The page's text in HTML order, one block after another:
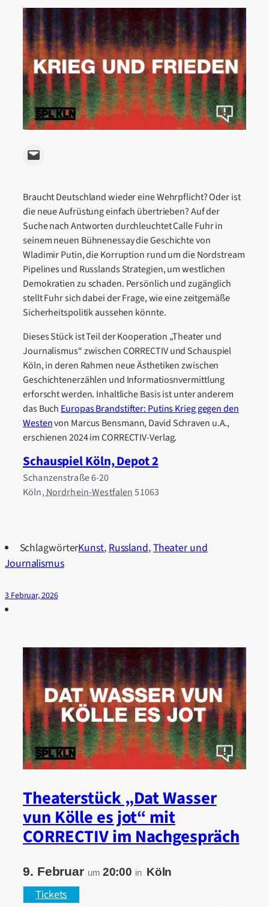
Email this Page
Braucht Deutschland wieder eine Wehrpflicht? Oder ist
die neue Aufrüstung einfach übertrieben? Auf der
Suche nach Antworten durchleuchtet Calle Fuhr in
seinem neuen Bühnenessay die Geschichte von
Wladimir Putin, die Korruption rund um die Nordstream
Pipelines und Russlands Strategien, um westlichen
Demokratien zu schaden. Persönlich und zugänglich
stellt Fuhr sich dabei der Frage, wie eine zeitgemäße
Sicherheitspolitik aussehen könnte.
Dieses Stück ist Teil der Kooperation „Theater und
Journalismus“ zwischen CORRECTIV und Schauspiel
Köln, in deren Rahmen neue Ästhetiken zwischen
Geschichtenerzählen und Informatiosnvermittlung
erforscht werden. Inhaltliche Basis ist unter anderem
das Buch Europas Brandstifter: Putins Krieg gegen den
Westenvon Marcus Bensmann, David Schraven u.A.,
erschienen 2024 im CORRECTIV-Verlag.
Schauspiel Köln, Depot 2
Schanzenstraße 6-20
Köln,Nordrhein-Westfalen 51063
SchlagwörterKunst, Russland,Theater und
Journalismus
3 Februar, 2026
Theaterstück „Dat Wasser
vun Kölle es jot“ mit
CORRECTIV im Nachgespräch
9. Februar um 20:00 in Köln
Tickets